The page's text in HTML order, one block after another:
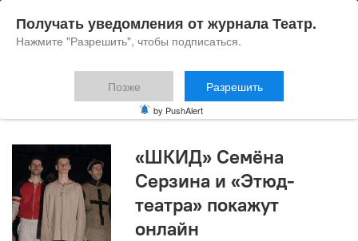
спектакли онлайн
«ШКИД» Семёна
Серзина и «Этюд-
театра» покажут
онлайн
Получать уведомления от журнала Театр.
Нажмите "Разрешить", чтобы подписаться.
Позже Разрешить
by PushAlert